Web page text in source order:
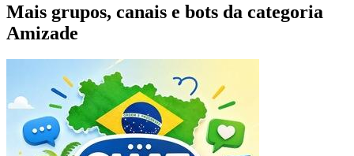
Mais grupos, canais e bots da categoria
Amizade